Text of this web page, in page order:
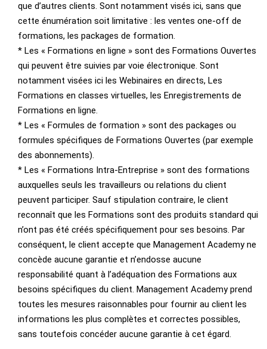
que d’autres clients. Sont notamment visés ici, sans que
cette énumération soit limitative : les ventes one-off de
formations, les packages de formation.
* Les « Formations en ligne » sont des Formations Ouvertes
qui peuvent être suivies par voie électronique. Sont
notamment visées ici les Webinaires en directs, Les
Formations en classes virtuelles, les Enregistrements de
Formations en ligne.
* Les « Formules de formation » sont des packages ou
formules spécifiques de Formations Ouvertes (par exemple
des abonnements).
* Les « Formations Intra-Entreprise » sont des formations
auxquelles seuls les travailleurs ou relations du client
peuvent participer. Sauf stipulation contraire, le client
reconnaît que les Formations sont des produits standard qui
n’ont pas été créés spécifiquement pour ses besoins. Par
conséquent, le client accepte que Management Academy ne
concède aucune garantie et n’endosse aucune
responsabilité quant à l’adéquation des Formations aux
besoins spécifiques du client. Management Academy prend
toutes les mesures raisonnables pour fournir au client les
informations les plus complètes et correctes possibles,
sans toutefois concéder aucune garantie à cet égard.